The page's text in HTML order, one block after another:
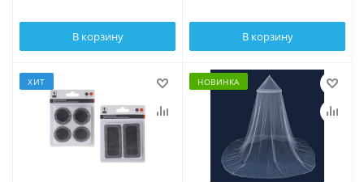
В корзину В корзину
ХИТ НОВИНКА